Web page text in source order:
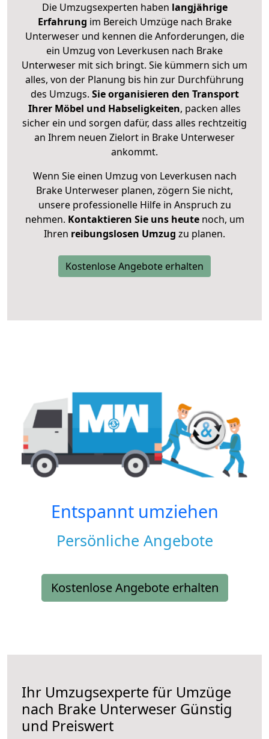
Die Umzugsexperten haben langjährige
Erfahrung im Bereich Umzüge nach Brake
Unterweser und kennen die Anforderungen, die
ein Umzug von Leverkusen nach Brake
Unterweser mit sich bringt. Sie kümmern sich um
alles, von der Planung bis hin zur Durchführung
des Umzugs. Sie organisieren den Transport
Ihrer Möbel und Habseligkeiten, packen alles
sicher ein und sorgen dafür, dass alles rechtzeitig
an Ihrem neuen Zielort in Brake Unterweser
ankommt.
Wenn Sie einen Umzug von Leverkusen nach
Brake Unterweser planen, zögern Sie nicht,
unsere professionelle Hilfe in Anspruch zu
nehmen. Kontaktieren Sie uns heutenoch, um
Ihren reibungslosen Umzug zu planen.
Kostenlose Angebote erhalten
Entspannt umziehen
Persönliche Angebote
Kostenlose Angebote erhalten
Ihr Umzugsexperte für Umzüge
nach Brake Unterweser Günstig
und Preiswert